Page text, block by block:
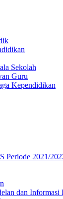
Sekolah
Guru
Kependidikan
Periode 2021/
dan Informasi